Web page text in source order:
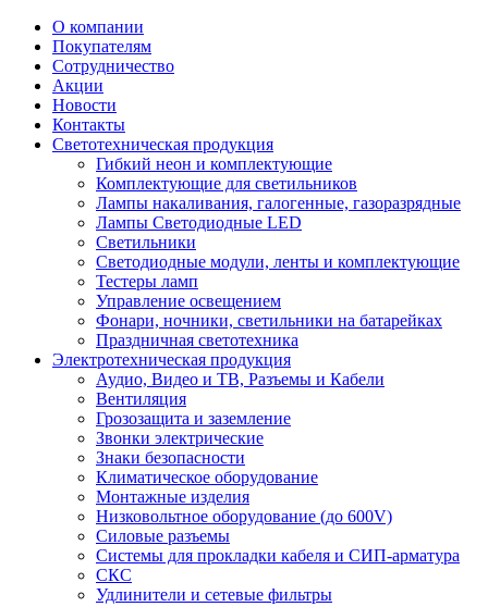
О компании
Покупателям
Сотрудничество
Акции
Новости
Контакты
Светотехническая продукция
Гибкий неон и комплектующие
Комплектующие для светильников
Лампы накаливания, галогенные, газоразрядные
Лампы Светодиодные LED
Светильники
Светодиодные модули, ленты и комплектующие
Тестеры ламп
Управление освещением
Фонари, ночники, светильники на батарейках
Праздничная светотехника
Электротехническая продукция
Аудио, Видео и ТВ, Разъемы и Кабели
Вентиляция
Грозозащита и заземление
Звонки электрические
Знаки безопасности
Климатическое оборудование
Монтажные изделия
Низковольтное оборудование (до 600V)
Силовые разъемы
Системы для прокладки кабеля и СИП-арматура
СКС
Удлинители и сетевые фильтры